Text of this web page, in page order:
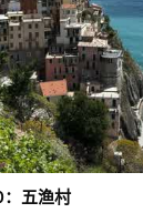
五渔村